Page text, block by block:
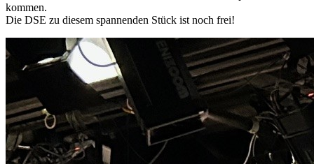
kommen.
Die DSE zu diesem spannenden Stück ist noch frei!